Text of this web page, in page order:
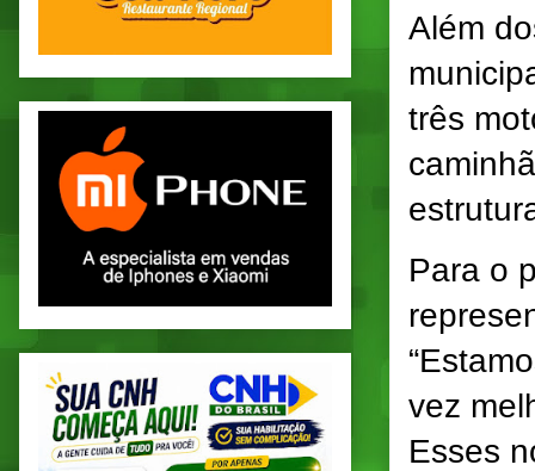
Além
três
Para o
vez
Esses